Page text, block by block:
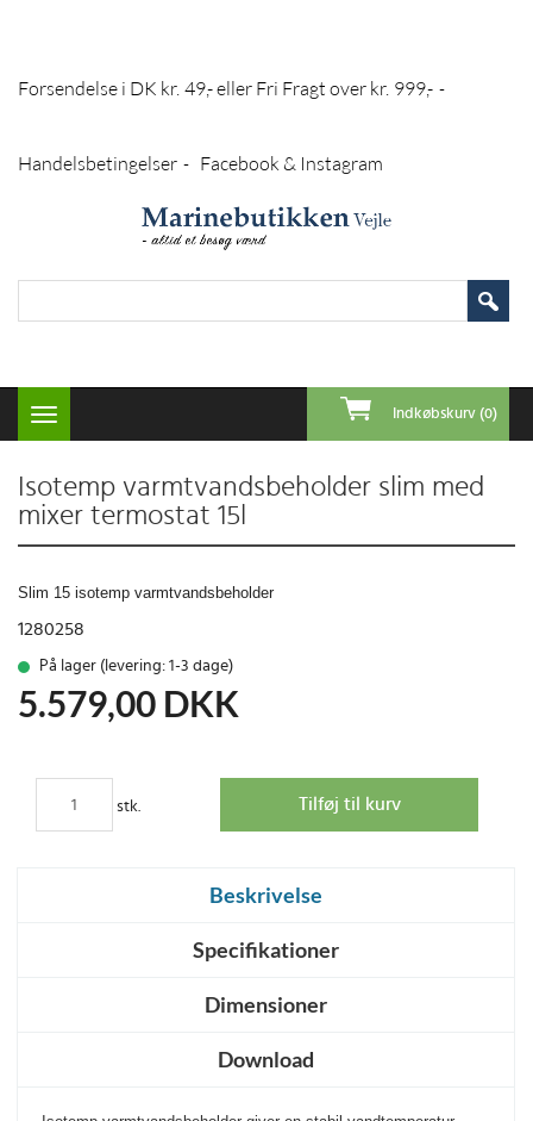
Forsendelse i DK kr. 49,- eller Fri Fragt over kr. 999,- -
Handelsbetingelser - Facebook & Instagram
Toggle
navigation
Indkøbskurv (0)
Isotemp varmtvandsbeholder slim med
mixer termostat 15l
Slim 15 isotemp varmtvandsbeholder
1280258
På lager (levering: 1-3 dage)
5.579,00 DKK
stk.
Beskrivelse
Specifikationer
Dimensioner
Download